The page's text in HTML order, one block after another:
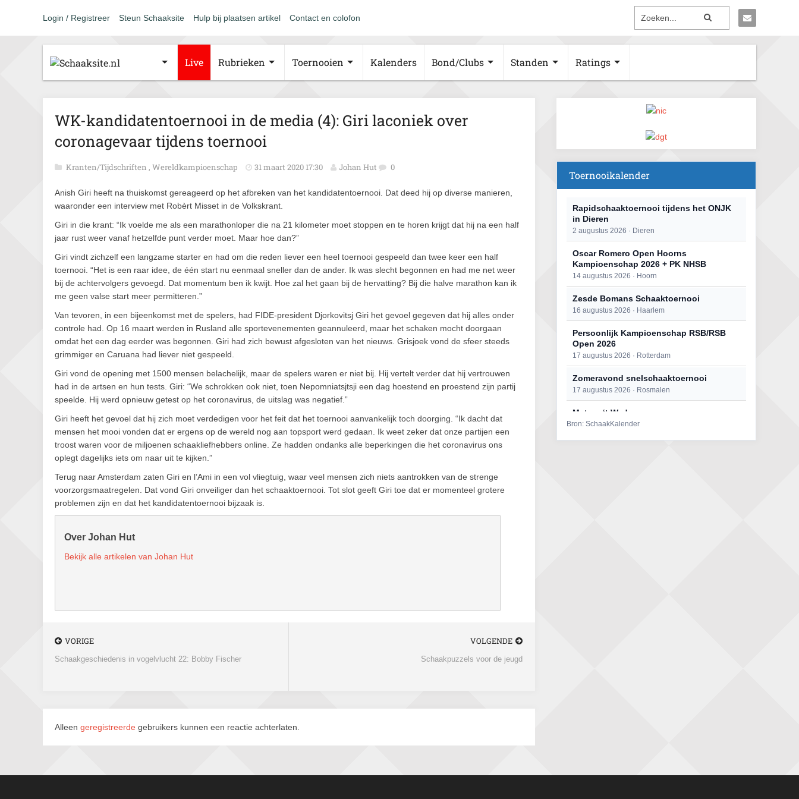
Login / Registreer Steun Schaaksite Hulp bij plaatsen artikel Contact en colofon
Live Rubrieken Toernooien Kalenders Bond/Clubs Standen Ratings
WK-kandidatentoernooi in de media (4): Giri laconiek over
coronagevaar tijdens toernooi
Kranten/Tijdschriften , Wereldkampioenschap 31 maart 2020 17:30 Johan Hut 0
Anish Giri heeft na thuiskomst gereageerd op het afbreken van het kandidatentoernooi. Dat deed hij op diverse manieren,
waaronder een interview met Robèrt Misset in de Volkskrant.
Giri in die krant: “Ik voelde me als een marathonloper die na 21 kilometer moet stoppen en te horen krijgt dat hij na een half
jaar rust weer vanaf hetzelfde punt verder moet. Maar hoe dan?”
Giri vindt zichzelf een langzame starter en had om die reden liever een heel toernooi gespeeld dan twee keer een half
toernooi. “Het is een raar idee, de één start nu eenmaal sneller dan de ander. Ik was slecht begonnen en had me net weer
bij de achtervolgers gevoegd. Dat momentum ben ik kwijt. Hoe zal het gaan bij de hervatting? Bij die halve marathon kan ik
me geen valse start meer permitteren.”
Van tevoren, in een bijeenkomst met de spelers, had FIDE-president Djorkovitsj Giri het gevoel gegeven dat hij alles onder
controle had. Op 16 maart werden in Rusland alle sportevenementen geannuleerd, maar het schaken mocht doorgaan
omdat het een dag eerder was begonnen. Giri had zich bewust afgesloten van het nieuws. Grisjoek vond de sfeer steeds
grimmiger en Caruana had liever niet gespeeld.
Giri vond de opening met 1500 mensen belachelijk, maar de spelers waren er niet bij. Hij vertelt verder dat hij vertrouwen
had in de artsen en hun tests. Giri: “We schrokken ook niet, toen Nepomniatsjtsji een dag hoestend en proestend zijn partij
speelde. Hij werd opnieuw getest op het coronavirus, de uitslag was negatief.”
Giri heeft het gevoel dat hij zich moet verdedigen voor het feit dat het toernooi aanvankelijk toch doorging. “Ik dacht dat
mensen het mooi vonden dat er ergens op de wereld nog aan topsport werd gedaan. Ik weet zeker dat onze partijen een
troost waren voor de miljoenen schaakliefhebbers online. Ze hadden ondanks alle beperkingen die het coronavirus ons
oplegt dagelijks iets om naar uit te kijken.”
Terug naar Amsterdam zaten Giri en l’Ami in een vol vliegtuig, waar veel mensen zich niets aantrokken van de strenge
voorzorgsmaatregelen. Dat vond Giri onveiliger dan het schaaktoernooi. Tot slot geeft Giri toe dat er momenteel grotere
problemen zijn en dat het kandidatentoernooi bijzaak is.
Over Johan Hut
Bekijk alle artikelen van Johan Hut
VORIGE
Schaakgeschiedenis in vogelvlucht 22: Bobby Fischer
VOLGENDE
Schaakpuzzels voor de jeugd
Alleen geregistreerde gebruikers kunnen een reactie achterlaten.
Toernooikalender
Rapidschaaktoernooi tijdens het ONJK
in Dieren
2 augustus 2026 · Dieren
Oscar Romero Open Hoorns
Kampioenschap 2026 + PK NHSB
14 augustus 2026 · Hoorn
Zesde Bomans Schaaktoernooi
16 augustus 2026 · Haarlem
Persoonlijk Kampioenschap RSB/RSB
Open 2026
17 augustus 2026 · Rotterdam
Zomeravond snelschaaktoernooi
17 augustus 2026 · Rosmalen
Mat op ‘t Wad
22 augustus 2026 · Den Burg, Texel
Bron: SchaakKalender